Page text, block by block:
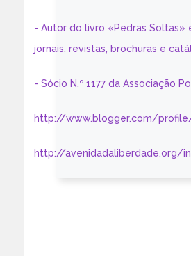
- Autor do livro «Pedras Soltas»
jornais, revistas, brochuras e
- Sócio N.º 1177 da Associação
http://www.blogger.com/profile/
http://avenidadaliberdade.org/